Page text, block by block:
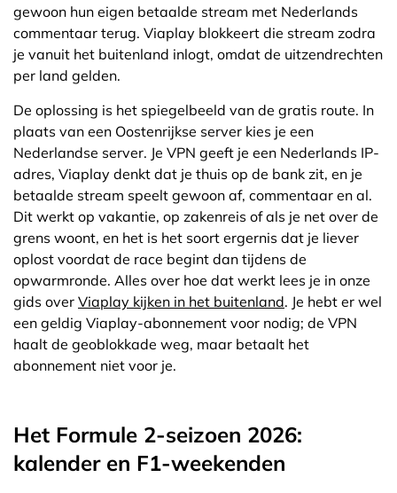
gewoon hun eigen betaalde stream met Nederlands
commentaar terug. Viaplay blokkeert die stream zodra
je vanuit het buitenland inlogt, omdat de uitzendrechten
per land gelden.
De oplossing is het spiegelbeeld van de gratis route. In
plaats van een Oostenrijkse server kies je een
Nederlandse server. Je VPN geeft je een Nederlands IP-
adres, Viaplay denkt dat je thuis op de bank zit, en je
betaalde stream speelt gewoon af, commentaar en al.
Dit werkt op vakantie, op zakenreis of als je net over de
grens woont, en het is het soort ergernis dat je liever
oplost voordat de race begint dan tijdens de
opwarmronde. Alles over hoe dat werkt lees je in onze
gids overViaplay kijken in het buitenland. Je hebt er wel
een geldig Viaplay-abonnement voor nodig; de VPN
haalt de geoblokkade weg, maar betaalt het
abonnement niet voor je.
Het Formule 2-seizoen 2026:
kalender en F1-weekenden